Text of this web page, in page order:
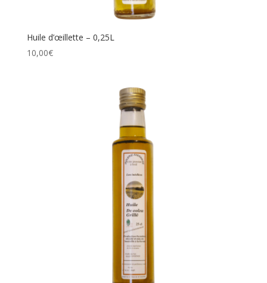
Huile d’œillette – 0,25L
10,00€